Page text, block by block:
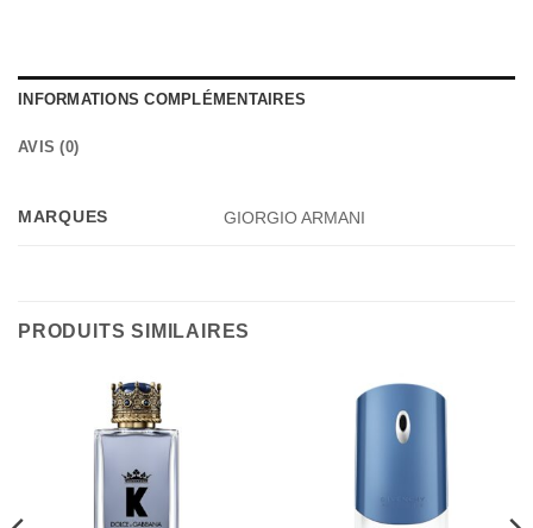
INFORMATIONS COMPLÉMENTAIRES
AVIS (0)
MARQUES GIORGIO ARMANI
PRODUITS SIMILAIRES